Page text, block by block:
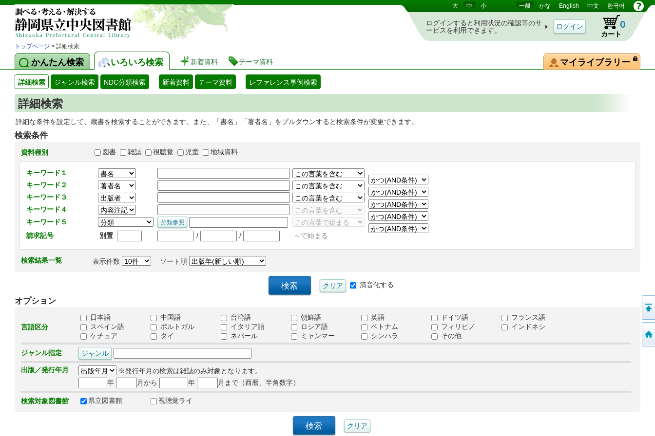
静岡県立図書館 蔵書検索・予約システム 大 中 小 一般 かな English 中文 한국어
ログインすると利用状況の確認等のサ
ービスを利用できます。
カート
0
トップページ > 詳細検索
かんたん検索 いろいろ検索 新着資料 テーマ資料 マイライブラリー
詳細検索 ジャンル検索 NDC分類検索 新着資料 テーマ資料 レファレンス事例検索
詳細検索
詳細な条件を設定して、蔵書を検索することができます。また、「書名」「著者名」をプルダウンすると検索条件が変更できます。
検索条件
資料種別 図書 雑誌 視聴覚 児童 地域資料
キーワード１
キーワード２
キーワード３
キーワード４
キーワード５
請求記号
別置 / / ～で始まる
検索結果一覧 表示件数 ソート順
清音化する
オプション
言語区分
日本語 中国語 台湾語 朝鮮語 英語 ドイツ語
フランス語
スペイン語
ポルトガル イタリア語 ロシア語 ベトナム フィリピノ
インドネシ
ケチュア
タイ ネパール ミャンマー シンハラ その他
ジャンル指定
出版／発行年月
※発行年月の検索は雑誌のみ対象となります。
年
月から 年 月まで（西暦、半角数字）
検索対象図書館 県立図書館 視聴覚ライ